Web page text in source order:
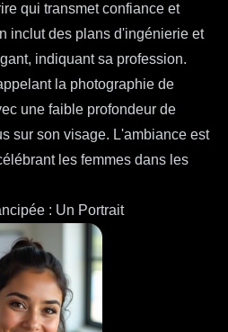
qui transmet confiance et
inclut des plans d'ingénierie et
indiquant sa profession.
la photographie de
une faible profondeur de
sur son visage. L'ambiance est
les femmes dans les
: Un Portrait